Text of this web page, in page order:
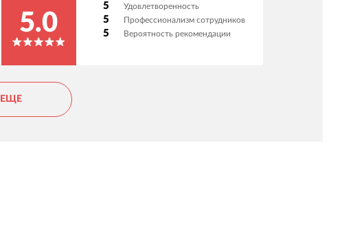
5.0
5 Удовлетворенность
5 Профессионализм сотрудников
5 Вероятность рекомендации
ЕЩЕ